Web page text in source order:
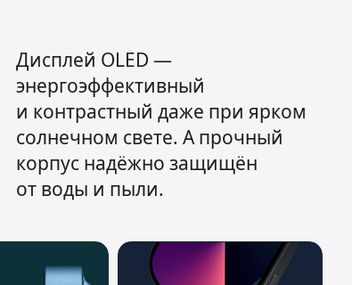
Дисплей OLED —
энергоэффективный
и контрастный даже при ярком
солнечном свете. А прочный
корпус надёжно защищён
от воды и пыли.